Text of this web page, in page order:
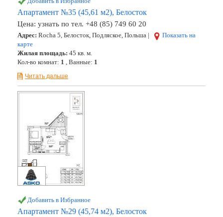
Апартамент №35 (45,61 м2), Белосток
Цена: узнать по тел. +48 (85) 749 60 20
Адрес: Rocha 5, Белосток, Подляское, Польша |
Показать на
карте
Жилая площадь: 45 кв. м.
Кол-во комнат: 1 , Ванные: 1
Читать дальше
Добавить в Избранное
Апартамент №29 (45,74 м2), Белосток